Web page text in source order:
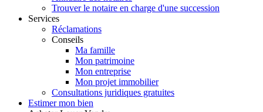
Trouver le notaire en charge d'une succession
Services
Réclamations
Conseils
Ma famille
Mon patrimoine
Mon entreprise
Mon projet immobilier
Consultations juridiques gratuites
Estimer mon bien